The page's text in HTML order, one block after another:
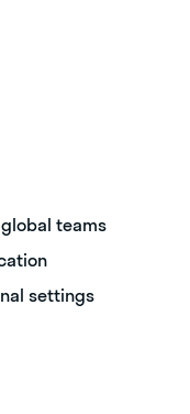
teams
settings